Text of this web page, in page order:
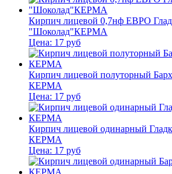
Кирпич лицевой 0,7нф ЕВРО
"Шоколад"КЕРМА
Цена: 17 руб
Кирпич лицевой полуторный
КЕРМА
Цена: 17 руб
Кирпич лицевой одинарный
КЕРМА
Цена: 17 руб